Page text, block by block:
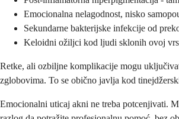
Emocionalna nelagodnost, nisko
Sekundarne bakterijske infekcije od
Keloidni ožiljci kod ljudi sklonih ovoj
Retke, ali ozbiljne komplikacije mogu
zglobovima. To se obično javlja kod
Emocionalni uticaj akni ne treba potcenjivati.